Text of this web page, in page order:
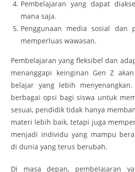
Pembelajaran yang dapat
mana saja.
Penggunaan media sosial dan
memperluas wawasan.
Pembelajaran yang fleksibel dan
menanggapi keinginan Gen Z
belajar yang lebih
berbagai opsi bagi siswa untuk
sesuai, pendidik tidak hanya
materi lebih baik, tetapi juga
menjadi individu yang mampu
di dunia yang terus berubah.
Di masa depan, pembelajaran